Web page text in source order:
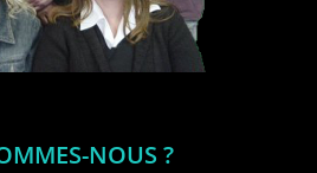
NOUS ?